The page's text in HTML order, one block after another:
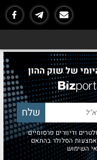
של שוק ההון
ודיוורים פרסומיים
הסלולר בהתאם